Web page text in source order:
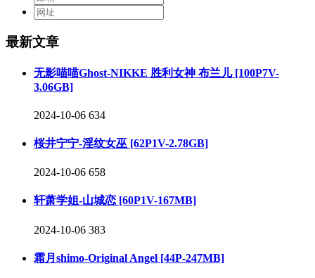
最新文章
无影喵喵Ghost-NIKKE 胜利女神 布兰儿 [100P7V-
3.06GB]
2024-10-06 634
桜井宁宁-淫纹女巫 [62P1V-2.78GB]
2024-10-06 658
轩萧学姐-山城恋 [60P1V-167MB]
2024-10-06 383
霜月shimo-Original Angel [44P-247MB]